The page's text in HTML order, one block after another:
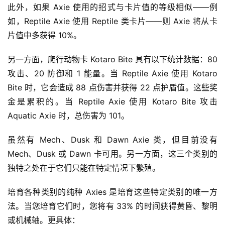
此外，如果 Axie 使用的招式与卡片值的等级相似——例
如，Reptile Axie 使用 Reptile 类卡片——则 Axie 将从卡
片值中多获得 10%。
另一方面，爬行动物卡 Kotaro Bite 具有以下统计数据：80
攻击、20 防御和 1 能量。当 Reptile Axie 使用 Kotaro
Bite 时，它​​会造成 88 点伤害并获得 22 点护盾值。这些奖
金是累积的。当 Reptile Axie 使用 Kotaro Bite 攻击
Aquatic Axie 时，总伤害为 101。
虽然有 Mech、Dusk 和 Dawn Axie 类，但目前没有
Mech、Dusk 或 Dawn 卡可用。另一方面，这三个类别的
独特之处在于它们只能在特定情况下繁殖。
培育各种类别的纯种 Axies 是培育这些特定类别的唯一方
法。当您培育它们时，您将有 33% 的时间获得黄昏、黎明
或机械轴。更具体：